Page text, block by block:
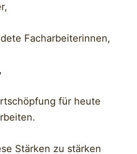
Facharbeiterinnen,
für heute
Stärken zu stärken